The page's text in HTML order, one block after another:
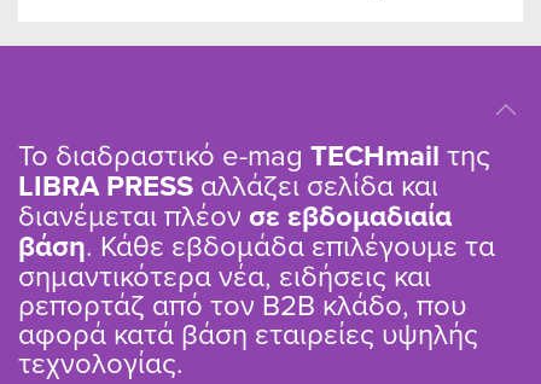
Το διαδραστικό e-mag TΕCHmail της
LIBRA PRESS αλλάζει σελίδα και
διανέμεται πλέον σε εβδομαδιαία
βάση. Κάθε εβδομάδα επιλέγουμε τα
σημαντικότερα νέα, ειδήσεις και
ρεπορτάζ από τον B2B κλάδο, που
αφορά κατά βάση εταιρείες υψηλής
τεχνολογίας.